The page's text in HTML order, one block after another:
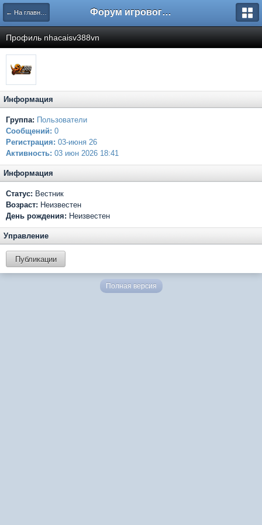
← На главную Форум игрового проекта Riverrise
Профиль nhacaisv388vn
Информация
Группа: Пользователи
Сообщений: 0
Регистрация: 03-июня 26
Активность: 03 июн 2026 18:41
Информация
Статус: Вестник
Возраст: Неизвестен
День рождения: Неизвестен
Управление
Публикации
Полная версия